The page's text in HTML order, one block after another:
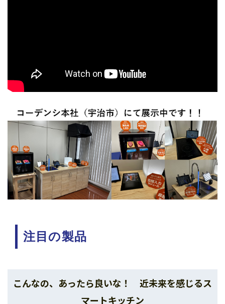
注目の製品
こんなの、あったら良いな！ 近未来を感じるス
マートキッチン